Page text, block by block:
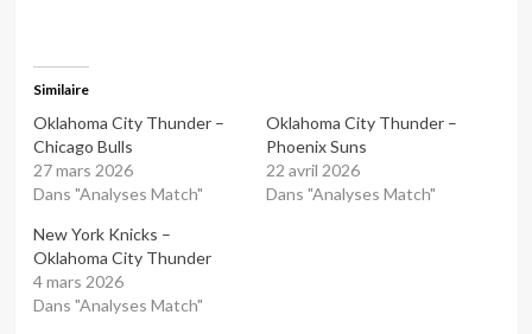
Similaire
Oklahoma City Thunder –
Chicago Bulls
27 mars 2026
Dans "Analyses Match"
Oklahoma City Thunder –
Phoenix Suns
22 avril 2026
Dans "Analyses Match"
New York Knicks –
Oklahoma City Thunder
4 mars 2026
Dans "Analyses Match"